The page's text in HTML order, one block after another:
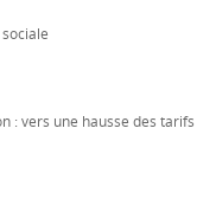
: vers une hausse des tarifs